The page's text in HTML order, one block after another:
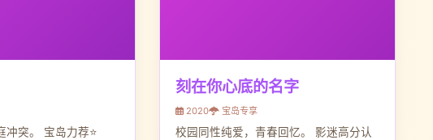
冲突。 宝岛力荐⭐
刻在你心底的名字
2020 宝岛专享
校园同性纯爱，青春回忆。 影迷高分认